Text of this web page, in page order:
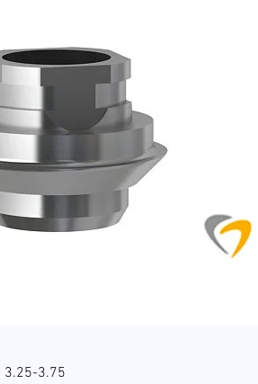
Hurtigvisning
3.25-3.75